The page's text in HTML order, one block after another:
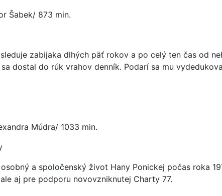
Šabek/ 873 min.
zabijaka dlhých päť rokov a po celý ten čas od
dostal do rúk vrahov denník. Podarí sa mu
Múdra/ 1033 min.
a spoločenský život Hany Ponickej počas roka
aj pre podporu novovzniknutej Charty 77.